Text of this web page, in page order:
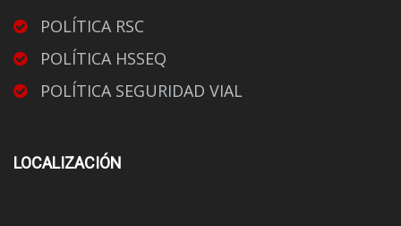
POLÍTICA RSC
POLÍTICA HSSEQ
POLÍTICA SEGURIDAD VIAL
LOCALIZACIÓN